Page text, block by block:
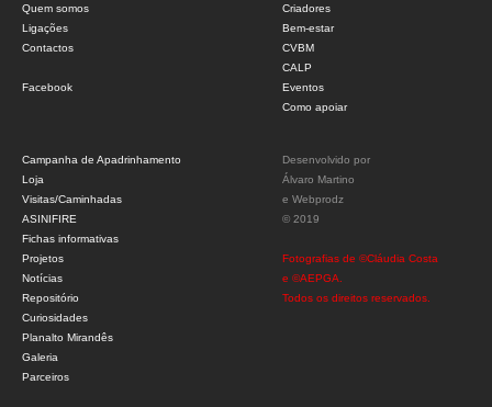
Quem somos
Ligações
Contactos
Facebook
Criadores
Bem-estar
CVBM
CALP
Eventos
Como apoiar
Campanha de Apadrinhamento
Loja
Visitas/Caminhadas
ASINIFIRE
Fichas informativas
Projetos
Notícias
Repositório
Curiosidades
Planalto Mirandês
Galeria
Parceiros
Desenvolvido por
Álvaro Martino
e Webprodz
© 2019
Fotografias de ©Cláudia Costa
e ©AEPGA.
Todos os direitos reservados.